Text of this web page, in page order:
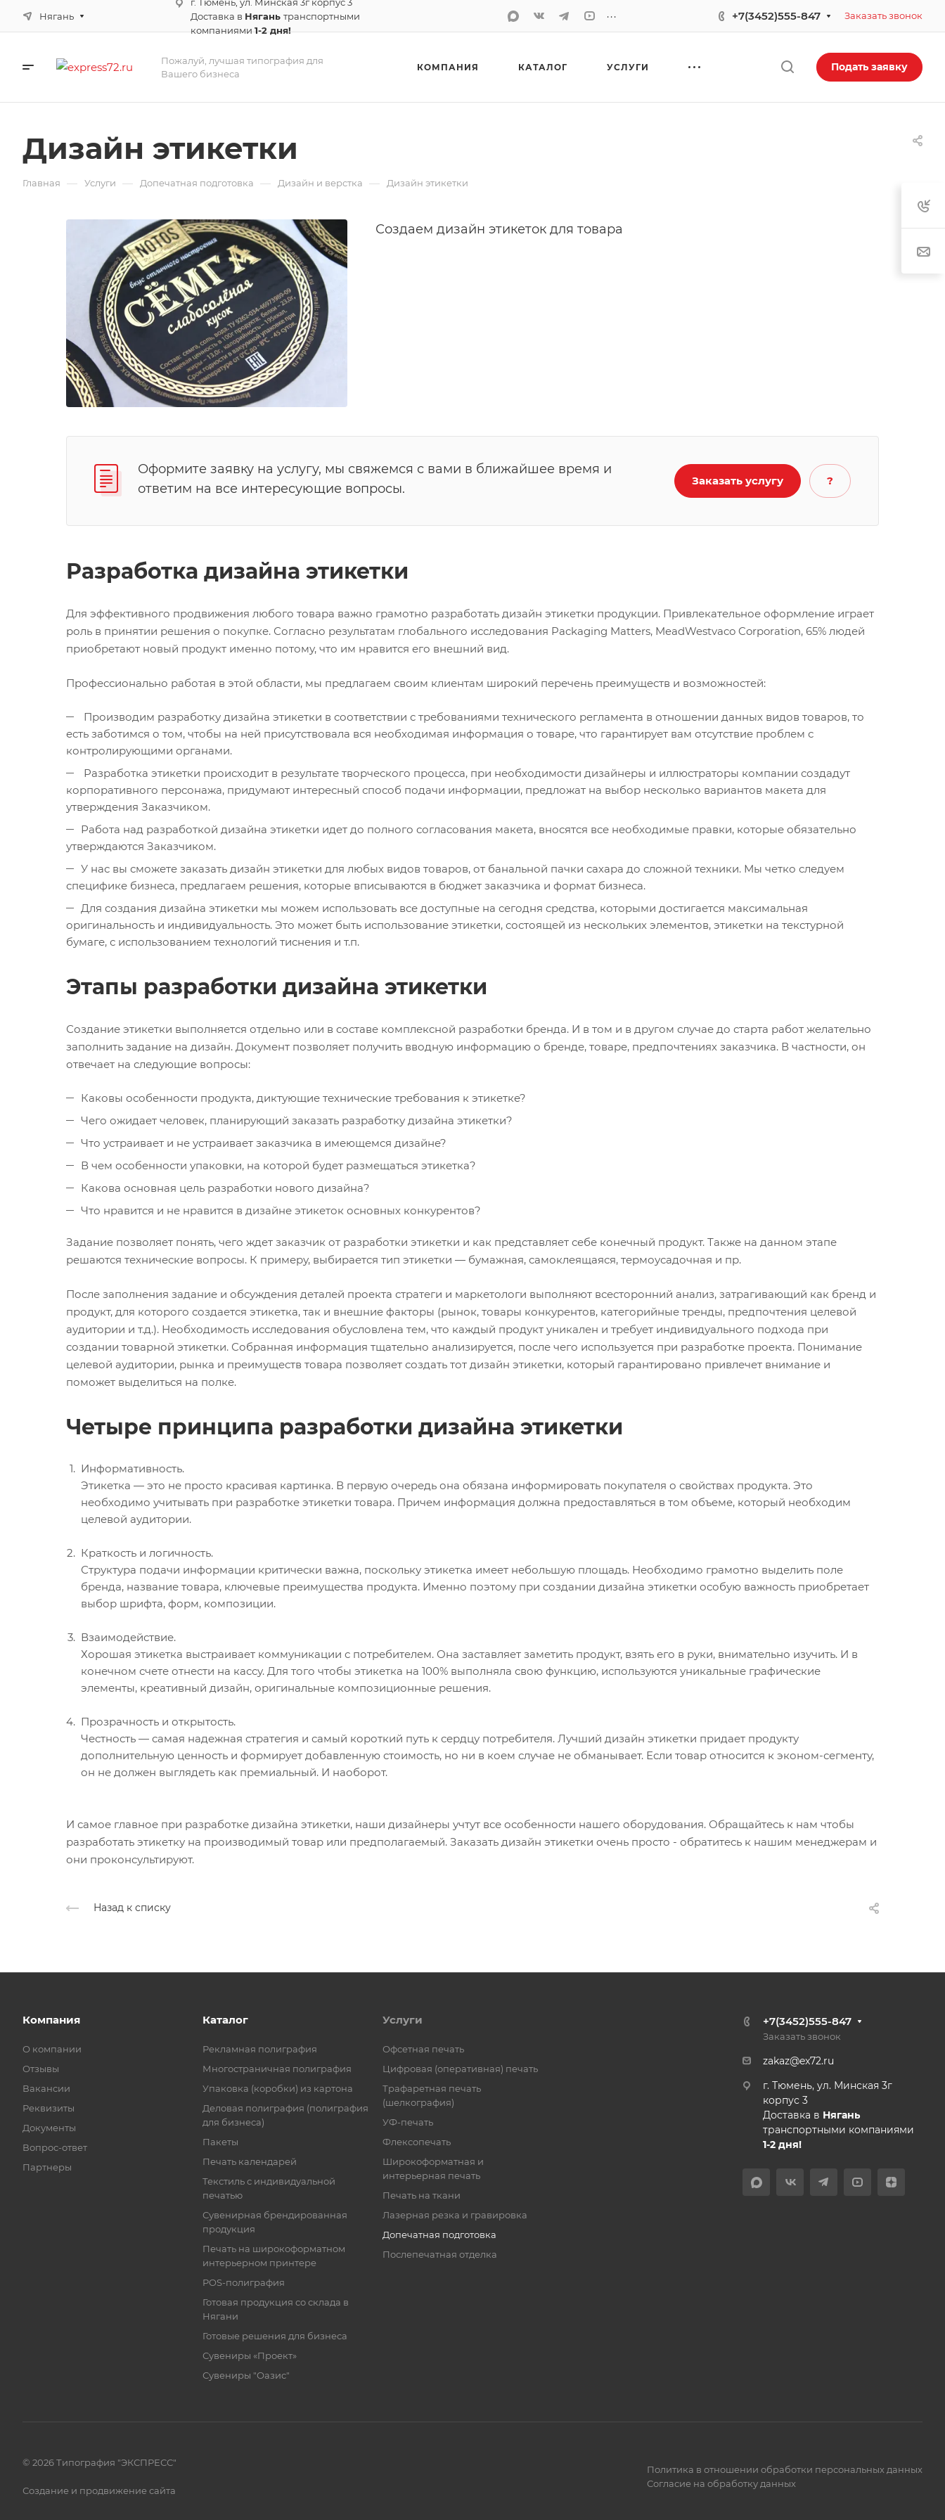
Нягань
Доставка в Нягань транспортными
компаниями1-2 дня!
... +7(3452)555-847 Заказать звонок
Пожалуй, лучшая типография для
Вашего бизнеса
КОМПАНИЯ КАТАЛОГ УСЛУГИ Подать заявку
Дизайн этикетки
Главная — Услуги — Допечатная подготовка — Дизайн и верстка — Дизайн этикетки
Создаем дизайн этикеток для товара
Оформите заявку на услугу, мы свяжемся с вами в ближайшее время и
ответим на все интересующие вопросы.
Заказать услугу ?
Разработка дизайна этикетки
Для эффективного продвижения любого товара важно грамотно разработать дизайн этикетки продукции. Привлекательное оформление играет
роль в принятии решения о покупке. Согласно результатам глобального исследования Packaging Matters, MeadWestvaco Corporation, 65% людей
приобретают новый продукт именно потому, что им нравится его внешний вид.
Профессионально работая в этой области, мы предлагаем своим клиентам широкий перечень преимуществ и возможностей:
Производим разработку дизайна этикетки в соответствии с требованиями технического регламента в отношении данных видов товаров, то
есть заботимся о том, чтобы на ней присутствовала вся необходимая информация о товаре, что гарантирует вам отсутствие проблем с
контролирующими органами.
Разработка этикетки происходит в результате творческого процесса, при необходимости дизайнеры и иллюстраторы компании создадут
корпоративного персонажа, придумают интересный способ подачи информации, предложат на выбор несколько вариантов макета для
утверждения Заказчиком.
Работа над разработкой дизайна этикетки идет до полного согласования макета, вносятся все необходимые правки, которые обязательно
утверждаются Заказчиком.
У нас вы сможете заказать дизайн этикетки для любых видов товаров, от банальной пачки сахара до сложной техники. Мы четко следуем
специфике бизнеса, предлагаем решения, которые вписываются в бюджет заказчика и формат бизнеса.
Для создания дизайна этикетки мы можем использовать все доступные на сегодня средства, которыми достигается максимальная
оригинальность и индивидуальность. Это может быть использование этикетки, состоящей из нескольких элементов, этикетки на текстурной
бумаге, с использованием технологий тиснения и т.п.
Этапы разработки дизайна этикетки
Создание этикетки выполняется отдельно или в составе комплексной разработки бренда. И в том и в другом случае до старта работ желательно
заполнить задание на дизайн. Документ позволяет получить вводную информацию о бренде, товаре, предпочтениях заказчика. В частности, он
отвечает на следующие вопросы:
Каковы особенности продукта, диктующие технические требования к этикетке?
Чего ожидает человек, планирующий заказать разработку дизайна этикетки?
Что устраивает и не устраивает заказчика в имеющемся дизайне?
В чем особенности упаковки, на которой будет размещаться этикетка?
Какова основная цель разработки нового дизайна?
Что нравится и не нравится в дизайне этикеток основных конкурентов?
Задание позволяет понять, чего ждет заказчик от разработки этикетки и как представляет себе конечный продукт. Также на данном этапе
решаются технические вопросы. К примеру, выбирается тип этикетки — бумажная, самоклеящаяся, термоусадочная и пр.
После заполнения задание и обсуждения деталей проекта стратеги и маркетологи выполняют всесторонний анализ, затрагивающий как бренд и
продукт, для которого создается этикетка, так и внешние факторы (рынок, товары конкурентов, категорийные тренды, предпочтения целевой
аудитории и т.д.). Необходимость исследования обусловлена тем, что каждый продукт уникален и требует индивидуального подхода при
создании товарной этикетки. Собранная информация тщательно анализируется, после чего используется при разработке проекта. Понимание
целевой аудитории, рынка и преимуществ товара позволяет создать тот дизайн этикетки, который гарантировано привлечет внимание и
поможет выделиться на полке.
Четыре принципа разработки дизайна этикетки
Информативность.
Этикетка — это не просто красивая картинка. В первую очередь она обязана информировать покупателя о свойствах продукта. Это
необходимо учитывать при разработке этикетки товара. Причем информация должна предоставляться в том объеме, который необходим
целевой аудитории.
Краткость и логичность.
Структура подачи информации критически важна, поскольку этикетка имеет небольшую площадь. Необходимо грамотно выделить поле
бренда, название товара, ключевые преимущества продукта. Именно поэтому при создании дизайна этикетки особую важность приобретает
выбор шрифта, форм, композиции.
Взаимодействие.
Хорошая этикетка выстраивает коммуникации с потребителем. Она заставляет заметить продукт, взять его в руки, внимательно изучить. И в
конечном счете отнести на кассу. Для того чтобы этикетка на 100% выполняла свою функцию, используются уникальные графические
элементы, креативный дизайн, оригинальные композиционные решения.
Прозрачность и открытость.
Честность — самая надежная стратегия и самый короткий путь к сердцу потребителя. Лучший дизайн этикетки придает продукту
дополнительную ценность и формирует добавленную стоимость, но ни в коем случае не обманывает. Если товар относится к эконом-сегменту,
он не должен выглядеть как премиальный. И наоборот.
И самое главное при разработке дизайна этикетки, наши дизайнеры учтут все особенности нашего оборудования. Обращайтесь к нам чтобы
разработать этикетку на производимый товар или предполагаемый. Заказать дизайн этикетки очень просто - обратитесь к нашим менеджерам и
они проконсультируют.
Назад к списку
Компания
О компании
Отзывы
Вакансии
Реквизиты
Документы
Вопрос-ответ
Партнеры
Каталог
Рекламная полиграфия
Многостраничная полиграфия
Упаковка (коробки) из картона
Деловая полиграфия (полиграфия
для бизнеса)
Пакеты
Печать календарей
Текстиль с индивидуальной
печатью
Сувенирная брендированная
продукция
Печать на широкоформатном
интерьерном принтере
POS-полиграфия
Готовая продукция со склада в
Нягани
Готовые решения для бизнеса
Сувениры «Проект»
Сувениры "Оазис"
Услуги
Офсетная печать
Цифровая (оперативная) печать
Трафаретная печать
(шелкография)
УФ-печать
Флексопечать
Широкоформатная и
интерьерная печать
Печать на ткани
Лазерная резка и гравировка
Допечатная подготовка
Послепечатная отделка
+7(3452)555-847
Заказать звонок
zakaz@ex72.ru
г. Тюмень, ул. Минская 3г
корпус 3
Доставка в Нягань
транспортными компаниями
1-2 дня!
© 2026 Типография "ЭКСПРЕСС"
Создание и продвижение сайта
Политика в отношении обработки персональных данных
Согласие на обработку данных